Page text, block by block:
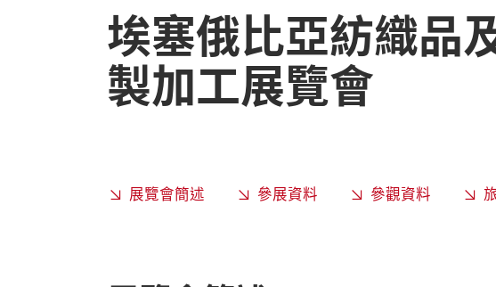
埃塞俄比亞紡織品
製加工展覽會
展覽會簡述 參展資料 參觀資料